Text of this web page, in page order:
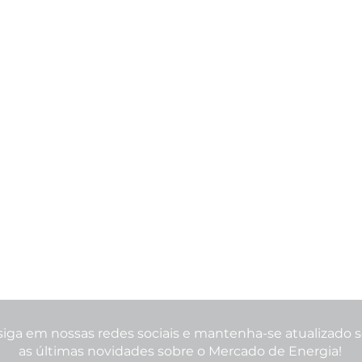
em nossas redes sociais e mantenha-se atualizado
as últimas novidades sobre o Mercado de Energia!